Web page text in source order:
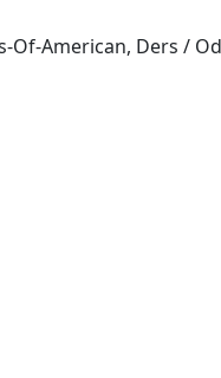
Of-American, Ders /